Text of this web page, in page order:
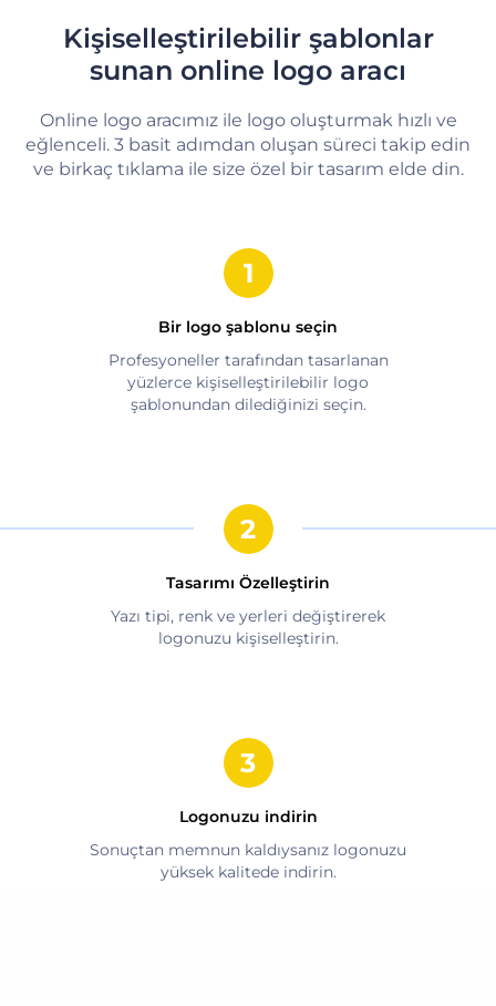
Kişiselleştirilebilir şablonlar
sunan online logo aracı
Online logo aracımız ile logo oluşturmak hızlı ve
eğlenceli. 3 basit adımdan oluşan süreci takip edin
ve birkaç tıklama ile size özel bir tasarım elde din.
Bir logo şablonu seçin
Profesyoneller tarafından tasarlanan
yüzlerce kişiselleştirilebilir logo
şablonundan dilediğinizi seçin.
Tasarımı Özelleştirin
Yazı tipi, renk ve yerleri değiştirerek
logonuzu kişiselleştirin.
Logonuzu indirin
Sonuçtan memnun kaldıysanız logonuzu
yüksek kalitede indirin.